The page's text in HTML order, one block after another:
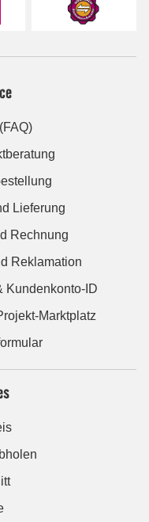
Lieferung
Rechnung
Reklamation
Kundenkonto-ID
Marktplatz